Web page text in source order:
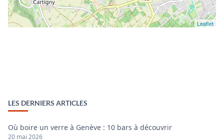
Leaflet
LES DERNIERS ARTICLES
Où boire un verre à Genève : 10 bars à découvrir
20 mai 2026